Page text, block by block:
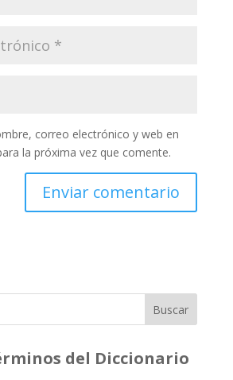
correo electrónico y web en
la próxima vez que comente.
Buscar
del Diccionario